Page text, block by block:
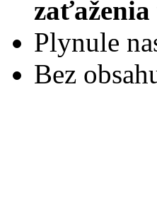
Plynule
Bez